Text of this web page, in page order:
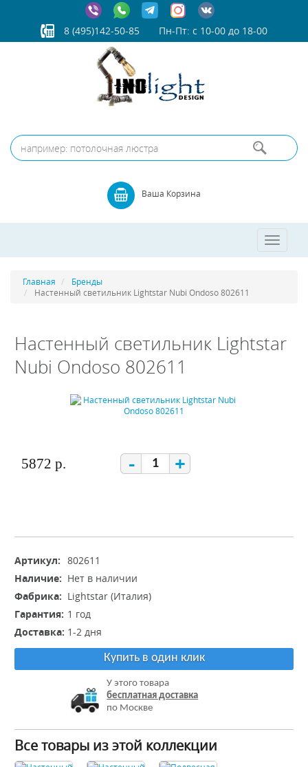
8 (495)142-50-85 Пн-Пт: с 10-00 до 18-00
Ваша Корзина
Toggle
Главная
Бренды
Настенный светильник Lightstar Nubi Ondoso 802611
Настенный светильник Lightstar
Nubi Ondoso 802611
5872 р. - +
Артикул: 802611
Наличие: Нет в наличии
Фабрика: Lightstar (Италия)
Гарантия: 1 год
Доставка: 1-2 дня
Купить в один клик
У этого товара
бесплатная доставка
по Москве
Все товары из этой коллекции